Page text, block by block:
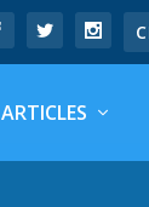
ARTICLES